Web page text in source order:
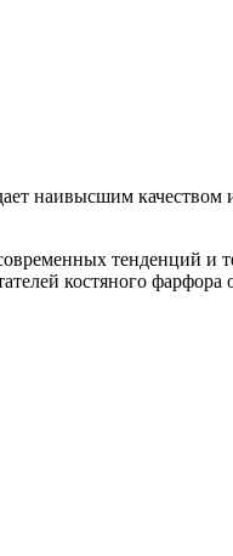
наивысшим качеством
тенденций и
костяного фарфора